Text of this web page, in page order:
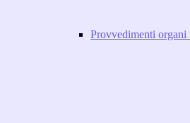
Provvedimenti